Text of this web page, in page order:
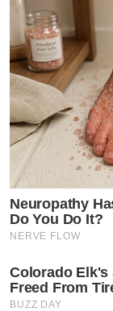
Neuropathy
Do You Do It?
NERVE FLOW
Colorado Elk's
Freed From
BUZZ DAY